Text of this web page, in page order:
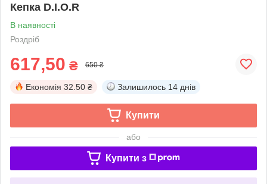
Кепка D.I.O.R
В наявності
Роздріб
617,50 ₴ 650 ₴
Економія 32.50 ₴ Залишилось 14 днів
Купити
або
Купити з